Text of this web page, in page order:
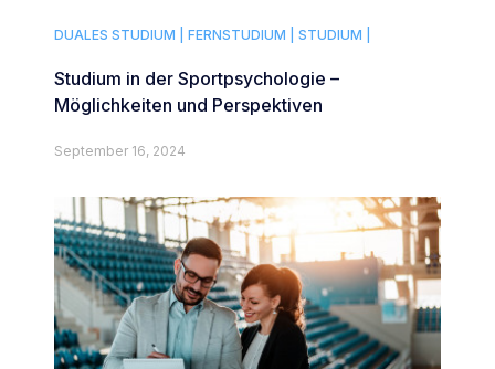
DUALES STUDIUM | FERNSTUDIUM | STUDIUM |
Studium in der Sportpsychologie –
Möglichkeiten und Perspektiven
September 16, 2024